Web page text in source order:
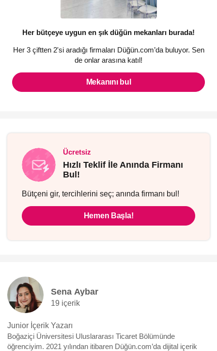
Her bütçeye uygun en şık düğün mekanları burada!
Her 3 çiftten 2'si aradığı firmaları Düğün.com’da buluyor. Sen
de onlar arasına katıl!
Mekanını bul
Ücretsiz
Hızlı Teklif İle Anında Firmanı
Bul!
Bütçeni gir, tercihlerini seç; anında firmanı bul!
Hemen Başla!
Sena Aybar
19 içerik
Junior İçerik Yazarı
Boğaziçi Üniversitesi Uluslararası Ticaret Bölümünde
öğrenciyim. 2021 yılından itibaren Düğün.com’da dijital içerik